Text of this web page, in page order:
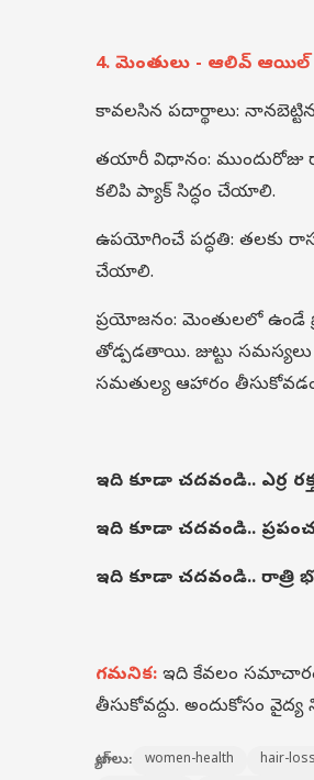
4. మెంతులు - ఆలివ్ ఆయిల్
కావలసిన పదార్థాలు: నానబెట్టిన
తయారీ విధానం: ముందురోజు
కలిపి ప్యాక్ సిద్ధం చేయాలి.
ఉపయోగించే పద్ధతి: తలకు
చేయాలి.
ప్రయోజనం: మెంతులలో ఉండే
తోడ్పడతాయి. జుట్టు
సమతుల్య ఆహారం
ఇది కూడా చదవండి.. ఎర్ర
ఇది కూడా చదవండి..
ఇది కూడా చదవండి.. రాత్రి
గమనిక: ఇది కేవలం
తీసుకోవద్దు. అందుకోసం వైద్య
ట్యాగ్‌లు: women-health hair-loss